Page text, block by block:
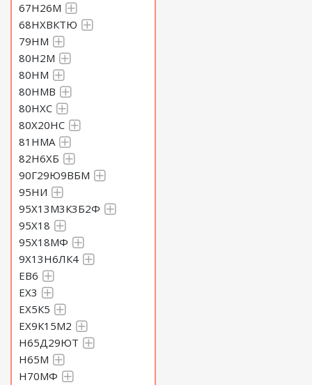
67Н26М
68НХВКТЮ
79НМ
80Н2М
80НМ
80НМВ
80НХС
80Х20НС
81НМА
82Н6ХБ
90Г29Ю9ВБМ
95НИ
95Х13М3К3Б2Ф
95Х18
95Х18МФ
9Х13Н6ЛК4
ЕВ6
ЕХ3
ЕХ5К5
ЕХ9К15М2
Н65Д29ЮТ
Н65М
Н70МФ